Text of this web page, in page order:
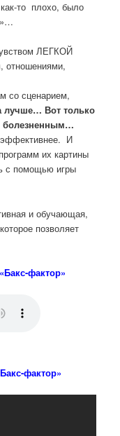
то плохо, было
ЛЕГКОЙ
отношениями,
со сценарием,
лучше… Вот только
болезненным…
эффективнее. И
их картины
с помощью игры
и обучающая,
позволяет
фактор»
фактор»